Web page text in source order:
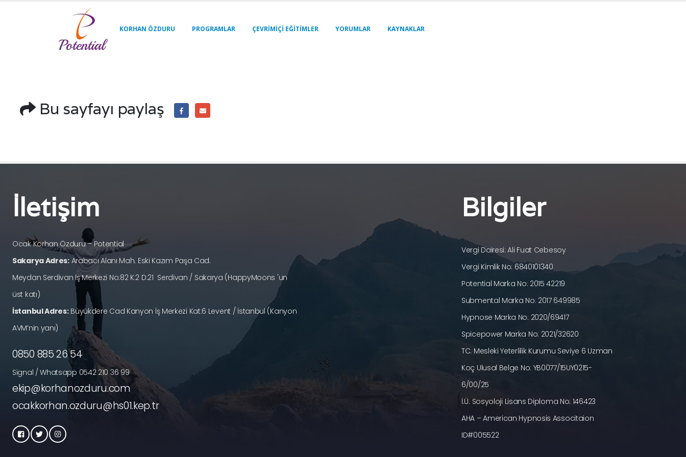
KORHAN ÖZDURU PROGRAMLAR ÇEVRIMIÇI EĞITIMLER YORUMLAR KAYNAKLAR
Bu sayfayı paylaş
İletişim
Ocak Korhan Özduru – Potential
Sakarya Adres:Arabacı Alanı Mah. Eski Kazım Paşa Cad.
Meydan Serdivan İş Merkezi No:82 K:2 D:21 Serdivan / Sakarya (HappyMoons 'un
üst katı)
İstanbul Adres:Büyükdere Cad Kanyon İş Merkezi Kat:6 Levent / İstanbul (Kanyon
AVM’nin yanı)
0850 885 26 54
Signal / Whatsapp 0542 210 36 99
ekip@korhanozduru.com
ocakkorhan.ozduru@hs01.kep.tr
Bilgiler
Vergi Dairesi: Ali Fuat Cebesoy
Vergi Kimlik No: 6840101340
Potential Marka No: 2015 42219
Submental Marka No: 2017 649985
Hypnose Marka No: 2020/69417
Spicepower Marka No: 2021/32620
TC. Mesleki Yeterlilik Kurumu Seviye 6 Uzman
Koç Ulusal Belge No: YB0077/15UY0215-
6/00/25
İ.Ü. Sosyoloji Lisans Diploma No: 146423
AHA – American Hypnosis Associtaion
ID#005522